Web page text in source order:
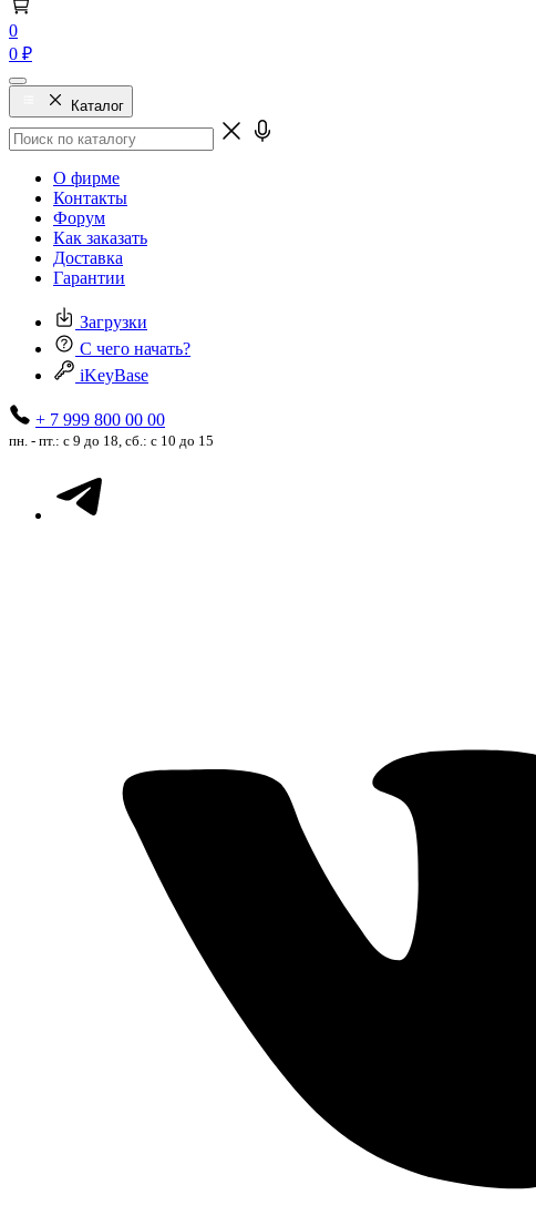
0
0 ₽
Каталог
О фирме
Контакты
Форум
Как заказать
Доставка
Гарантии
Загрузки
С чего начать?
iKeyBase
+ 7 999 800 00 00
пн. - пт.: с 9 до 18, сб.: с 10 до 15